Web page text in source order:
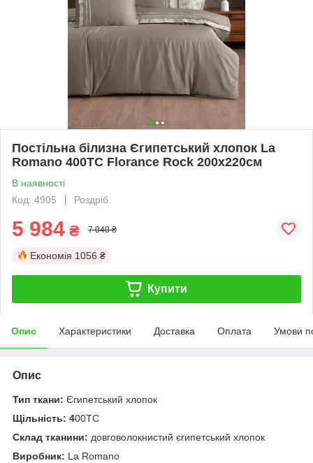
Постільна білизна Єгипетський хлопок La
Romano 400TC Florance Rock 200х220см
В наявності
Код: 4905
Роздріб
5 984 ₴ 7 040 ₴
Економія 1056 ₴
Купити
Опис Характеристики Доставка Оплата Умови
Опис
Тип ткани: Єгипетський хлопок
Щільність: 400ТС
Склад тканини: довговолокнистий єгипетський хлопок
Виробник: La Romano